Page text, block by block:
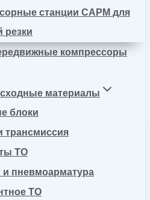
станции CAPM для
резки
компрессоры
материалы
блоки
трансмиссия
ТО
и пневмоарматура
ТО